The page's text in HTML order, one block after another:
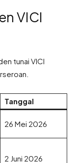
VICI
tunai VICI
Tanggal
26 Mei 2026
2 Juni 2026